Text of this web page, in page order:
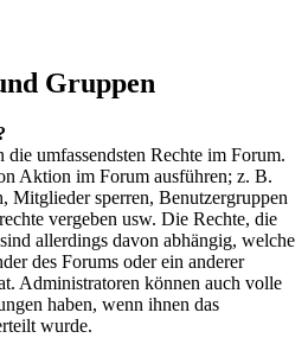
Gruppen
die umfassendsten Rechte im Forum.
Aktion im Forum ausführen; z. B.
Mitglieder sperren, Benutzergruppen
vergeben usw. Die Rechte, die
allerdings davon abhängig, welche
des Forums oder ein anderer
Administratoren können auch volle
haben, wenn ihnen das
wurde.